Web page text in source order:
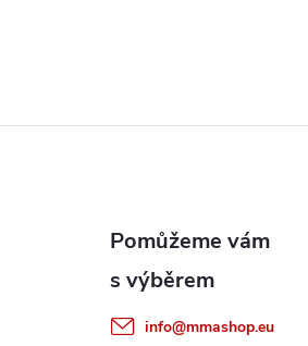
info@mmashop.eu